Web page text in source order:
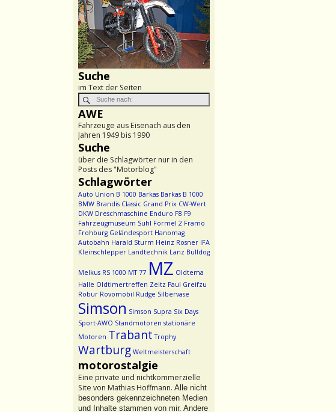
Suche
im Text der Seiten
AWE
Fahrzeuge aus Eisenach aus den
Jahren 1949 bis 1990
Suche
über die Schlagwörter nur in den
Posts des "Motorblog"
Schlagwörter
Auto Union B 1000 Barkas Barkas B 1000
BMW Brandis Classic Grand Prix CW-Wert
DKW Dreschmaschine Enduro F8 F9
Fahrzeugmuseum Suhl Formel 2 Framo
Frohburg Geländesport Hanomag
Autobahn Harald Sturm Heinz Rosner IFA
Kleinschlepper Landtechnik Lanz Bulldog
Melkus RS 1000 MT 77 MZ Oldtema
Halle Oldtimertreffen Zeitz Paul Greifzu
Robur Rovomobil Rudge Silbervase
Simson Simson Supra Six Days
Sport-AWO Standmotoren stationäre
Motoren Trabant Trophy
Wartburg Weltmeisterschaft
motorostalgie
Eine private und nichtkommerzielle
Site von Mathias Hoffmann. Alle nicht
besonders gekennzeichneten Medien
und Inhalte stammen von mir. Andere